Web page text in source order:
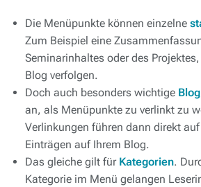
Die Menüpunkte können einzelne
Zum Beispiel eine
Seminarinhaltes oder des
Blog verfolgen.
Doch auch besonders wichtige
an, als Menüpunkte zu verlinkt zu
Verlinkungen führen dann direkt
Einträgen auf Ihrem Blog.
Das gleiche gilt für Kategorien.
Kategorie im Menü gelangen